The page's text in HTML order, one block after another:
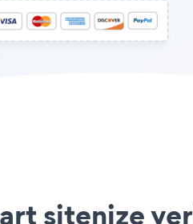
sitenize